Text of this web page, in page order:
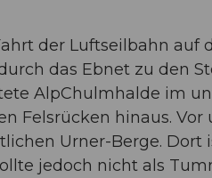
der Luftseilbahn auf
das Ebnet zu den
AlpChulmhalde im
Felsrücken hinaus. Vor
Urner-Berge. Dort
jedoch nicht als